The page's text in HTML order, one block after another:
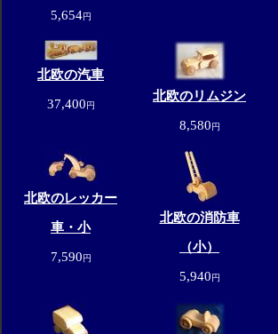
5,654円
北欧の汽車
37,400円
北欧のリムジン
8,580円
北欧のレッカー
車・小
7,590円
北欧の消防車
（小）
5,940円